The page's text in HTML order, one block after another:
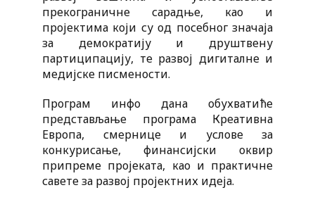
прекограничне сарадње, као и
пројектима који су од посебног значаја
за демократију и друштвену
партиципацију, те развој дигиталне и
медијске писмености.
Програм инфо дана обухватиће
представљање програма Креативна
Европа, смернице и услове за
конкурисање, финансијски оквир
припреме пројеката, као и практичне
савете за развој пројектних идеја.